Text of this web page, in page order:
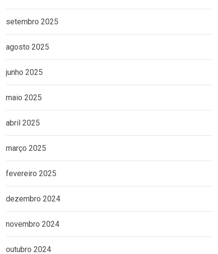
setembro 2025
agosto 2025
junho 2025
maio 2025
abril 2025
março 2025
fevereiro 2025
dezembro 2024
novembro 2024
outubro 2024